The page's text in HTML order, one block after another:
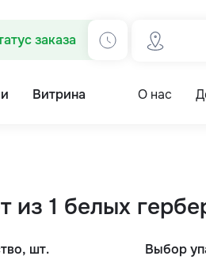
заказа
Витрина О нас
из 1 белых
шт. Выбор